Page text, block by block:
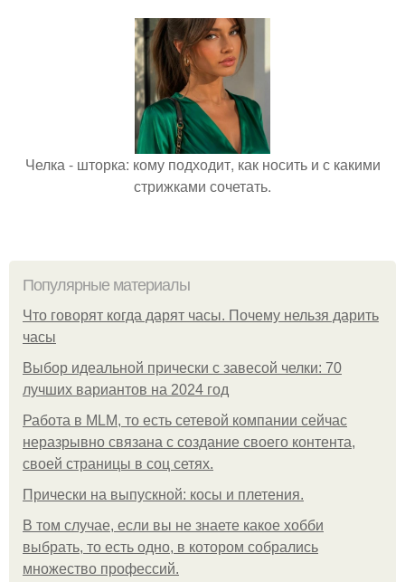
Челка - шторка: кому подходит, как носить и с какими
стрижками сочетать.
Популярные материалы
Что говорят когда дарят часы. Почему нельзя дарить
часы
Выбор идеальной прически с завесой челки: 70
лучших вариантов на 2024 год
Работа в MLM, то есть сетевой компании сейчас
неразрывно связана с создание своего контента,
своей страницы в соц сетях.
Прически на выпускной: косы и плетения.
В том случае, если вы не знаете какое хобби
выбрать, то есть одно, в котором собрались
множество профессий.